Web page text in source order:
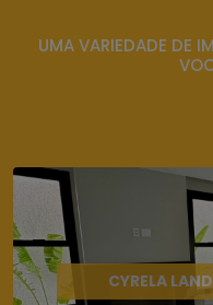
UMA VARIEDADE DE
CYRELA